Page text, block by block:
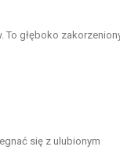
To głęboko
się z ulubionym